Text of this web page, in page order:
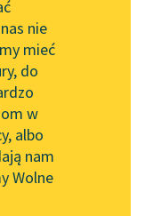
Wolnych Lektur
nie
mieć
do
w
albo
nam
Wolne
mieć
bo
się ku
— wyjąknął...